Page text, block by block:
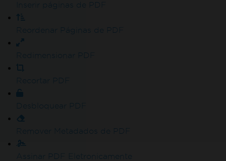
Inserir páginas de PDF
Reordenar Páginas de PDF
Redimensionar PDF
Recortar PDF
Desbloquear PDF
Remover Metadados de PDF
Assinar PDF Eletronicamente